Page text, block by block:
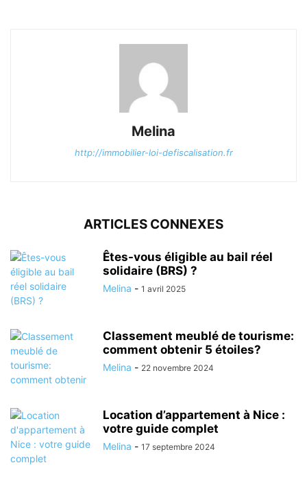
Melina
http://immobilier-loi-defiscalisation.fr
ARTICLES CONNEXES
Êtes-vous éligible au bail réel
solidaire (BRS) ?
Melina - 1 avril 2025
Classement meublé de tourisme:
comment obtenir 5 étoiles?
Melina - 22 novembre 2024
Location d’appartement à Nice :
votre guide complet
Melina - 17 septembre 2024